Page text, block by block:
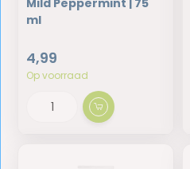
Mild Peppermint | 75
ml
4,99
Op voorraad